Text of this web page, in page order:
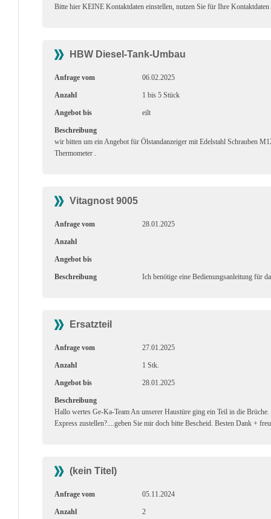
Bitte hier KEINE Kontaktdaten einstellen, nutzen Sie für Ihre
HBW Diesel-Tank-Umbau
Anfrage vom 06.02.2025
Anzahl 1 bis 5 Stück
Angebot bis eilt
Beschreibung
wir bitten um ein Angebot für Ölstandanzeiger mit Edelstahl Schrauben
Thermometer .
Vitagnost 9005
Anfrage vom 28.01.2025
Anzahl
Angebot bis
Beschreibung Ich benötige eine Bedienungsanleitung für
Ersatzteil
Anfrage vom 27.01.2025
Anzahl 1 Stk.
Angebot bis 28.01.2025
Beschreibung
Hallo wertes Ge-Ka-Team An unserer Haustüre ging ein Teil in die
Express zustellen?....geben Sie mir doch bitte Bescheid. Besten Dank +
(kein Titel)
Anfrage vom 05.11.2024
Anzahl 2